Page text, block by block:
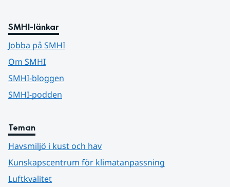
SMHI-länkar
Jobba på SMHI
Om SMHI
SMHI-bloggen
SMHI-podden
Teman
Havsmiljö i kust och hav
Kunskapscentrum för klimatanpassning
Luftkvalitet